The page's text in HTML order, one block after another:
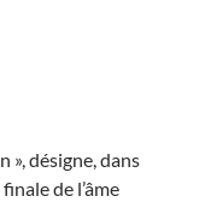
», désigne, dans
de l’âme